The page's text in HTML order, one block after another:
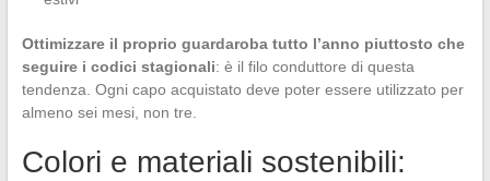
Ottimizzare il proprio guardaroba tutto l’anno piuttosto che
seguire i codici stagionali: è il filo conduttore di questa
tendenza. Ogni capo acquistato deve poter essere utilizzato per
almeno sei mesi, non tre.
Colori e materiali sostenibili: